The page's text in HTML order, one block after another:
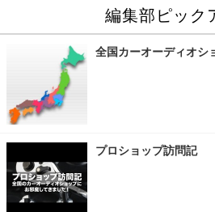
編集部ピック
全国カーオーディオシ
プロショップ訪問記